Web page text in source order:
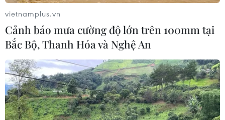
TIN LIÊN QUAN
vietnamplus.vn
Cảnh báo mưa cường độ lớn trên 100mm tại
Bắc Bộ, Thanh Hóa và Nghệ An